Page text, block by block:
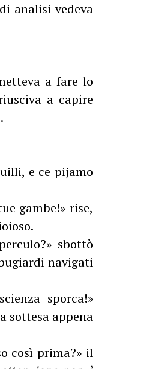
analisi vedeva
a fare lo
a capire
e ce pijamo
gambe!» rise,
sbottò
navigati
sporca!»
sottesa appena
così prima?» il